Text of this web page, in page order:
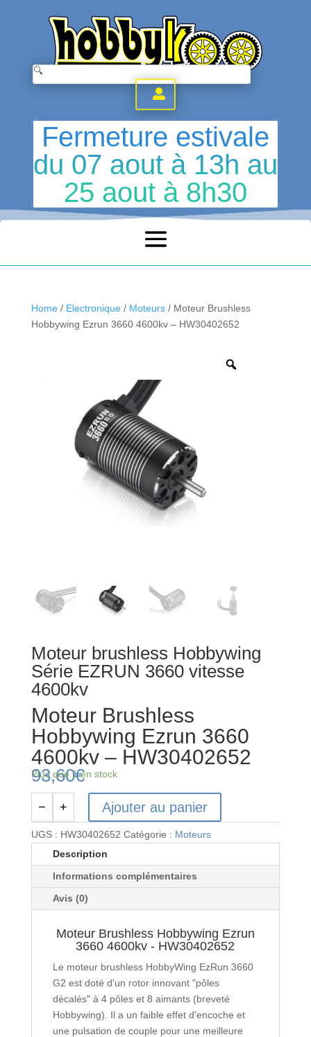
.
Fermeture estivale
du 07 aout à 13h au
25 aout à 8h30
Home/ Electronique/ Moteurs/ Moteur Brushless
Hobbywing Ezrun 3660 4600kv – HW30402652
Moteur brushless Hobbywing
Série EZRUN 3660 vitesse
4600kv
Moteur Brushless
Hobbywing Ezrun 3660
4600kv – HW30402652
93,60€
Plus que 1 en stock
quantité
de
Moteur
Hobbywing
Ezrun
3660
− + Ajouter au panier
UGS : HW30402652 Catégorie : Moteurs
Description
Informations complémentaires
Avis (0)
Moteur Brushless Hobbywing Ezrun
3660 4600kv - HW30402652
Le moteur brushless HobbyWing EzRun 3660
G2 est doté d'un rotor innovant "pôles
décalés" à 4 pôles et 8 aimants (breveté
Hobbywing). Il a un faible effet d'encoche et
une pulsation de couple pour une meilleure